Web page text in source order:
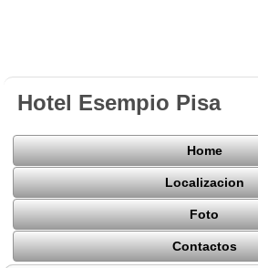
Hotel Esempio Pisa
Home
Localizacion
Foto
Contactos